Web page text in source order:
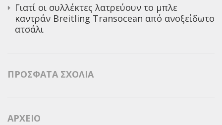
Γιατί οι συλλέκτες λατρεύουν το μπλε
καντράν Breitling Transocean από ανοξείδωτο
ατσάλι
ΠΡΌΣΦΑΤΑ ΣΧΌΛΙΑ
ΑΡΧΕΊΟ